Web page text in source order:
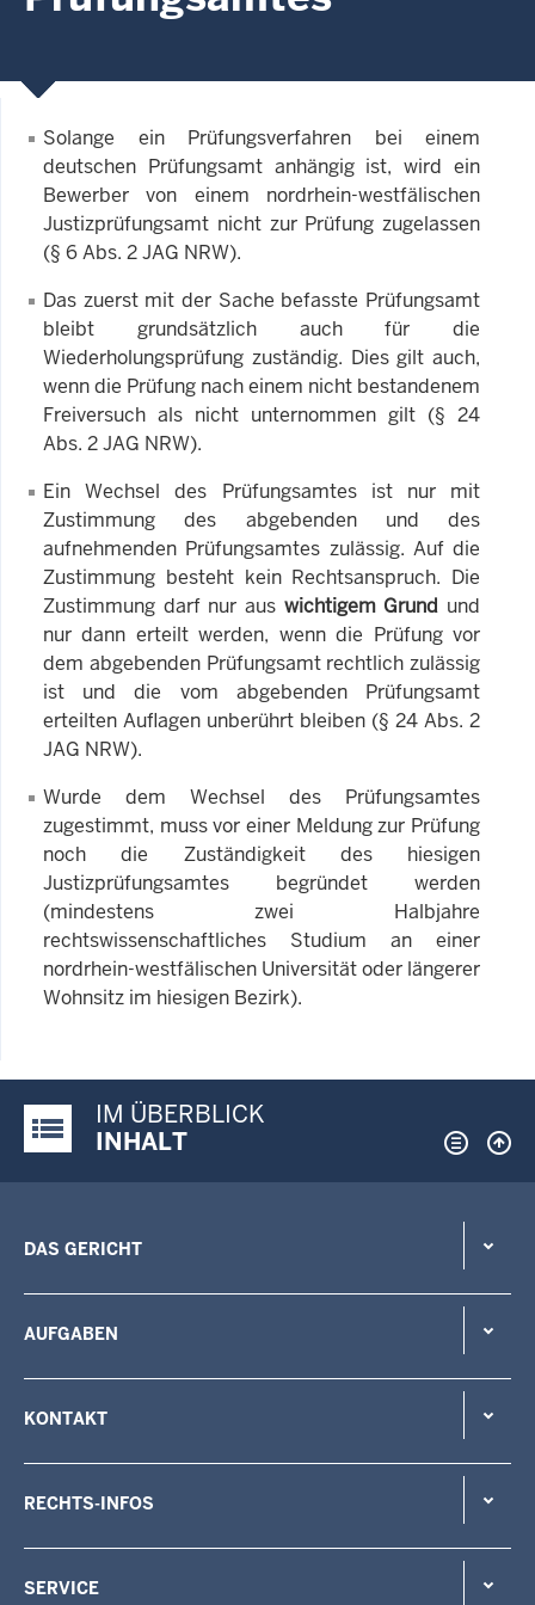
Solange ein Prüfungsverfahren bei einem
deutschen Prüfungsamt anhängig ist, wird ein
Bewerber von einem nordrhein-westfälischen
Justizprüfungsamt nicht zur Prüfung zugelassen
(§ 6 Abs. 2 JAG NRW).
Das zuerst mit der Sache befasste Prüfungsamt
bleibt grundsätzlich auch für die
Wiederholungsprüfung zuständig. Dies gilt auch,
wenn die Prüfung nach einem nicht bestandenem
Freiversuch als nicht unternommen gilt (§ 24
Abs. 2 JAG NRW).
Ein Wechsel des Prüfungsamtes ist nur mit
Zustimmung des abgebenden und des
aufnehmenden Prüfungsamtes zulässig. Auf die
Zustimmung besteht kein Rechtsanspruch. Die
Zustimmung darf nur aus wichtigem Grund und
nur dann erteilt werden, wenn die Prüfung vor
dem abgebenden Prüfungsamt rechtlich zulässig
ist und die vom abgebenden Prüfungsamt
erteilten Auflagen unberührt bleiben (§ 24 Abs. 2
JAG NRW).
Wurde dem Wechsel des Prüfungsamtes
zugestimmt, muss vor einer Meldung zur Prüfung
noch die Zuständigkeit des hiesigen
Justizprüfungsamtes begründet werden
(mindestens zwei Halbjahre
rechtswissenschaftliches Studium an einer
nordrhein-westfälischen Universität oder längerer
Wohnsitz im hiesigen Bezirk).
Justiz-Portal im Überblick:
IM ÜBERBLICK
INHALT
DAS GERICHT
AUFGABEN
KONTAKT
RECHTS-INFOS
SERVICE